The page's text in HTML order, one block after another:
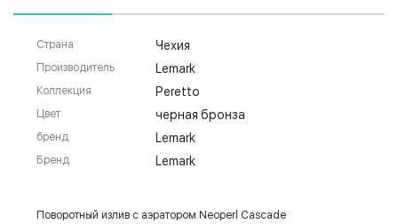
Страна Чехия
Производитель Lemark
Коллекция Peretto
Цвет черная бронза
бренд Lemark
Бренд Lemark
Поворотный излив с аэратором Neoperl Cascade